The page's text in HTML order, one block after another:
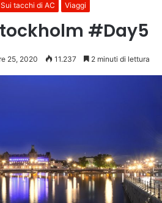
Sui tacchi di AC Viaggi
#Day5
25, 2020 11.237 2 minuti di lettura